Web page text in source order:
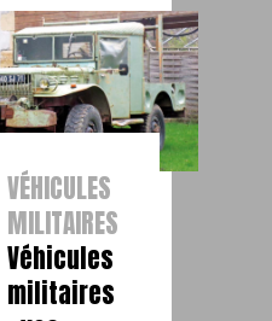
VÉHICULES
MILITAIRES
Véhicules
militaires